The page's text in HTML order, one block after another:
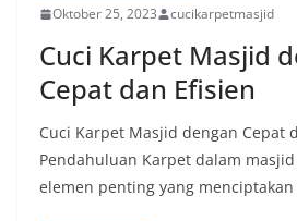
Oktober 25, 2023 cucikarpetmasjid
Cuci Karpet Masjid
Cepat dan Efisien
Cuci Karpet Masjid dengan Cepat
Pendahuluan Karpet dalam
elemen penting yang